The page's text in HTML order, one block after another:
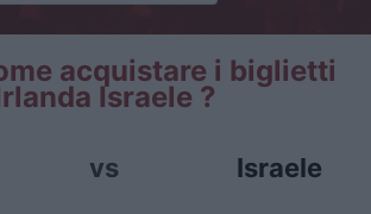
acquistare i biglietti
Israele ?
vs Israele